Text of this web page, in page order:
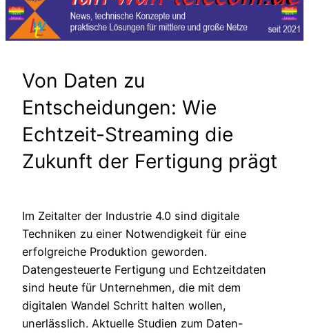
Von Daten zu
Entscheidungen: Wie
Echtzeit-Streaming die
Zukunft der Fertigung prägt
Im Zeitalter der Industrie 4.0 sind digitale
Techniken zu einer Notwendigkeit für eine
erfolgreiche Produktion geworden.
Datengesteuerte Fertigung und Echtzeitdaten
sind heute für Unternehmen, die mit dem
digitalen Wandel Schritt halten wollen,
unerlässlich. Aktuelle Studien zum Daten-